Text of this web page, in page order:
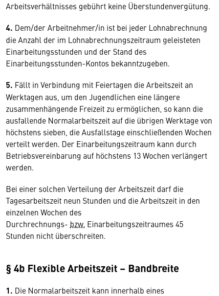
Arbeitsverhältnisses gebührt keine Überstundenvergütung.
4. Dem/der Arbeitnehmer/in ist bei jeder Lohnabrechnung
die Anzahl der im Lohnabrechnungszeitraum geleisteten
Einarbeitungsstunden und der Stand des
Einarbeitungsstunden-Kontos bekanntzugeben.
5. Fällt in Verbindung mit Feiertagen die Arbeitszeit an
Werktagen aus, um den Jugendlichen eine längere
zusammenhängende Freizeit zu ermöglichen, so kann die
ausfallende Normalarbeitszeit auf die übrigen Werktage von
höchstens sieben, die Ausfallstage einschließenden Wochen
verteilt werden. Der Einarbeitungszeitraum kann durch
Betriebsvereinbarung auf höchstens 13 Wochen verlängert
werden.
Bei einer solchen Verteilung der Arbeitszeit darf die
Tagesarbeitszeit neun Stunden und die Arbeitszeit in den
einzelnen Wochen des
Durchrechnungs- bzw. Einarbeitungszeitraumes 45
Stunden nicht überschreiten.
§ 4b Flexible Arbeitszeit – Bandbreite
1. Die Normalarbeitszeit kann innerhalb eines